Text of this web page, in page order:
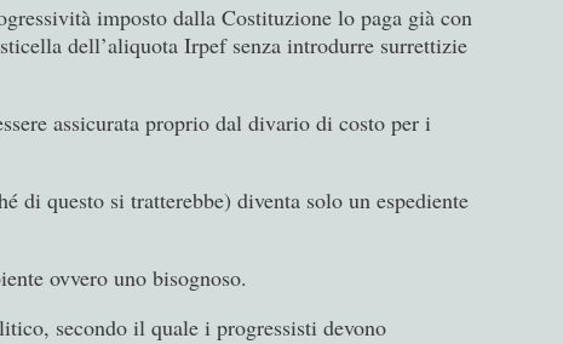
imposto dalla Costituzione lo paga già con
dell’aliquota Irpef senza introdurre surrettizie
assicurata proprio dal divario di costo per i
di questo si tratterebbe) diventa solo un espediente
ovvero uno bisognoso.
secondo il quale i progressisti devono